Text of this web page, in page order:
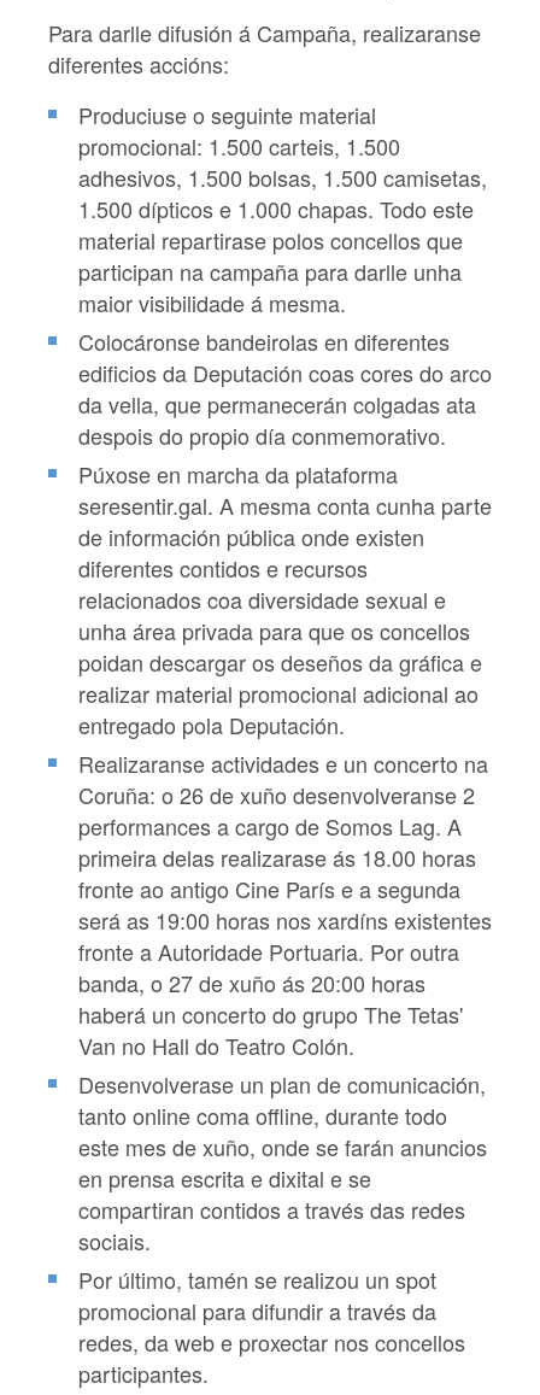
Para darlle difusión á Campaña, realizaranse
diferentes accións:
Produciuse o seguinte material
promocional: 1.500 carteis, 1.500
adhesivos, 1.500 bolsas, 1.500 camisetas,
1.500 dípticos e 1.000 chapas. Todo este
material repartirase polos concellos que
participan na campaña para darlle unha
maior visibilidade á mesma.
Colocáronse bandeirolas en diferentes
edificios da Deputación coas cores do arco
da vella, que permanecerán colgadas ata
despois do propio día conmemorativo.
Púxose en marcha da plataforma
seresentir.gal. A mesma conta cunha parte
de información pública onde existen
diferentes contidos e recursos
relacionados coa diversidade sexual e
unha área privada para que os concellos
poidan descargar os deseños da gráfica e
realizar material promocional adicional ao
entregado pola Deputación.
Realizaranse actividades e un concerto na
Coruña: o 26 de xuño desenvolveranse 2
performances a cargo de Somos Lag. A
primeira delas realizarase ás 18.00 horas
fronte ao antigo Cine París e a segunda
será as 19:00 horas nos xardíns existentes
fronte a Autoridade Portuaria. Por outra
banda, o 27 de xuño ás 20:00 horas
haberá un concerto do grupo The Tetas'
Van no Hall do Teatro Colón.
Desenvolverase un plan de comunicación,
tanto online coma offline, durante todo
este mes de xuño, onde se farán anuncios
en prensa escrita e dixital e se
compartiran contidos a través das redes
sociais.
Por último, tamén se realizou un spot
promocional para difundir a través da
redes, da web e proxectar nos concellos
participantes.